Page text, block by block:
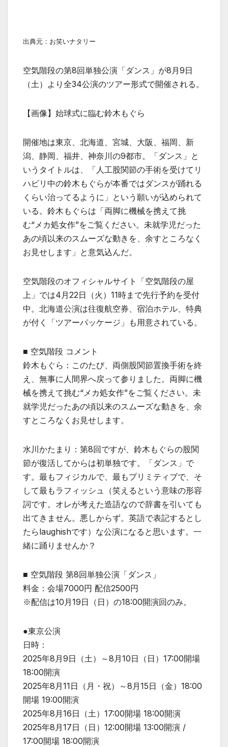
出典元：お笑いナタリー
空気階段の第8回単独公演「ダンス」が8月9日
（土）より全34公演のツアー形式で開催される。
【画像】始球式に臨む鈴木もぐら
開催地は東京、北海道、宮城、大阪、福岡、新
潟、静岡、福井、神奈川の9都市。「ダンス」と
いうタイトルは、「人工股関節の手術を受けてリ
ハビリ中の鈴木もぐらが本番ではダンスが踊れる
くらい治ってるように」という願いが込められて
いる。鈴木もぐらは「両脚に機械を携えて挑
む“メカ処女作”をご覧ください。未就学児だった
あの頃以来のスムーズな動きを、余すところなく
お見せします」と意気込んだ。
空気階段のオフィシャルサイト「空気階段の屋
上」では4月22日（火）11時まで先行予約を受付
中。北海道公演は往復航空券、宿泊ホテル、特典
が付く「ツアーパッケージ」も用意されている。
■ 空気階段 コメント
鈴木もぐら：このたび、両側股関節置換手術を終
え、無事に人間界へ戻って参りました。両脚に機
械を携えて挑む“メカ処女作”をご覧ください。未
就学児だったあの頃以来のスムーズな動きを、余
すところなくお見せします。
水川かたまり：第8回ですが、鈴木もぐらの股関
節が復活してからは初単独です。「ダンス」で
す。最もフィジカルで、最もプリミティブで、そ
して最もラフィッシュ（笑えるという意味の形容
詞です。オレが考えた造語なので辞書を引いても
出てきません。悪しからず。英語で表記するとし
たらlaughishです）な公演になると思います。一
緒に踊りませんか？
■ 空気階段 第8回単独公演「ダンス」
料金：会場7000円 配信2500円
※配信は10月19日（日）の18:00開演回のみ。
●東京公演
日時：
2025年8月9日（土）～8月10日（日）17:00開場
18:00開演
2025年8月11日（月・祝）～8月15日（金）18:00
開場 19:00開演
2025年8月16日（土）17:00開場 18:00開演
2025年8月17日（日）12:00開場 13:00開演 /
17:00開場 18:00開演